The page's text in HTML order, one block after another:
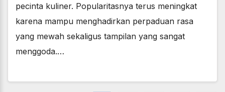
pecinta kuliner. Popularitasnya terus meningkat
karena mampu menghadirkan perpaduan rasa
yang mewah sekaligus tampilan yang sangat
menggoda.…